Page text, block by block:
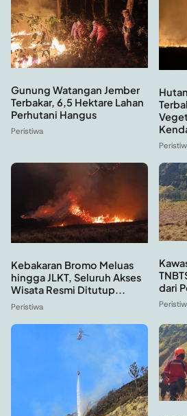
Gunung Watangan Jember
Terbakar, 6,5 Hektare Lahan
Perhutani Hangus
Peristiwa
Kebakaran Bromo Meluas
hingga JLKT, Seluruh Akses
Wisata Resmi Ditutup...
Peristiwa
dari